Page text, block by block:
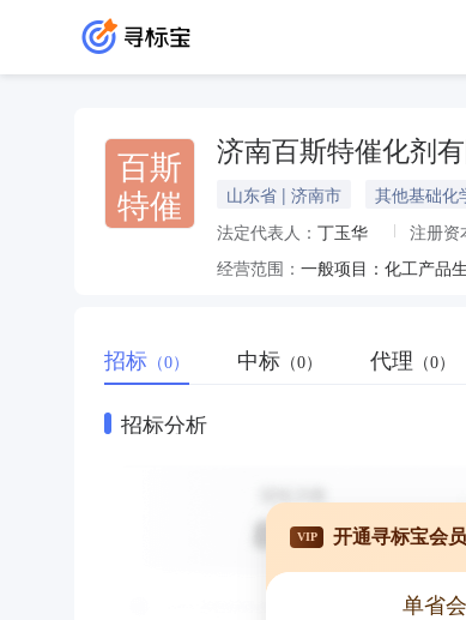
百斯
特催
济南百斯特催化剂
山东省 | 济南市 其他基础化
法定代表人： 丁玉华 注册资
经营范围：
招标 （0） 中标 （0） 代理 （0）
招标分析
VIP 开通寻标宝会
单省